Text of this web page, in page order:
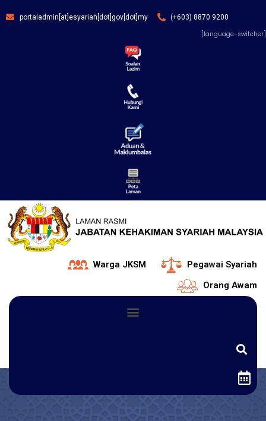
portaladmin[at]esyariah[dot]gov[dot]my (+603) 8870 9200
[language-switcher]
Warga JKSM
Pegawai Syariah
Orang Awam